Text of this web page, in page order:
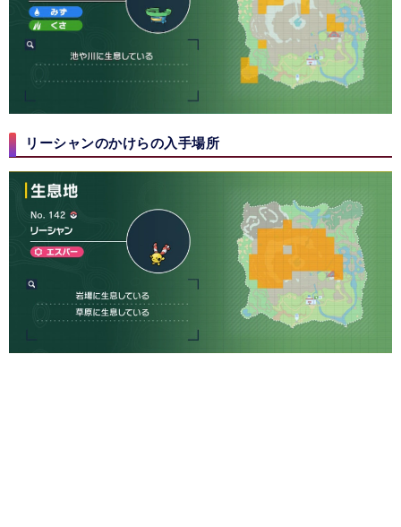
リーシャンのかけらの入手場所